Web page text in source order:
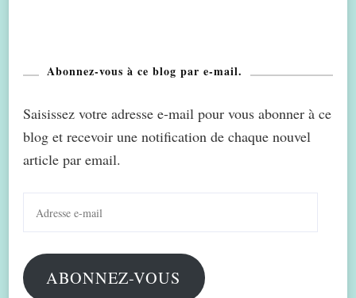
Abonnez-vous à ce blog par e-mail.
Saisissez votre adresse e-mail pour vous abonner à ce
blog et recevoir une notification de chaque nouvel
article par email.
mail
ABONNEZ-VOUS